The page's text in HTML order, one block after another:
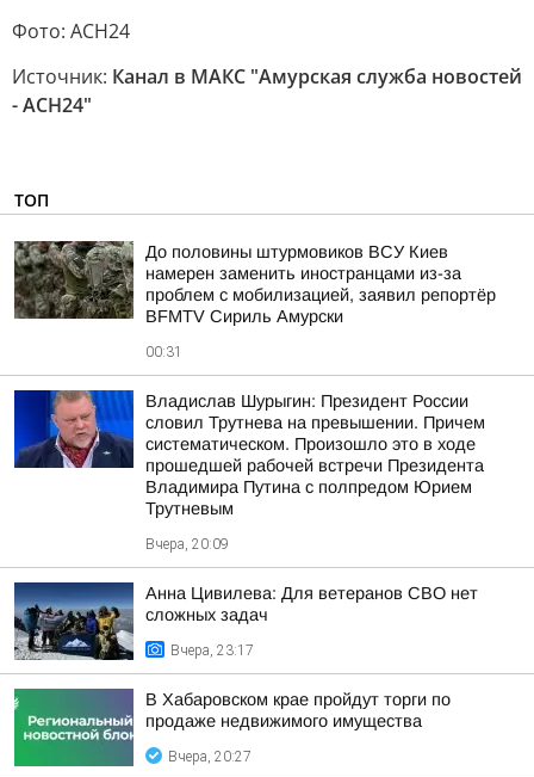
Фото: АСН24
Источник: Канал в МАКС "Амурская служба новостей
- АСН24"
ТОП
До половины штурмовиков ВСУ Киев
намерен заменить иностранцами из-за
проблем с мобилизацией, заявил репортёр
BFMTV Сириль Амурски
00:31
Владислав Шурыгин: Президент России
словил Трутнева на превышении. Причем
систематическом. Произошло это в ходе
прошедшей рабочей встречи Президента
Владимира Путина с полпредом Юрием
Трутневым
Вчера, 20:09
Анна Цивилева: Для ветеранов СВО нет
сложных задач
Вчера, 23:17
В Хабаровском крае пройдут торги по
продаже недвижимого имущества
Вчера, 20:27